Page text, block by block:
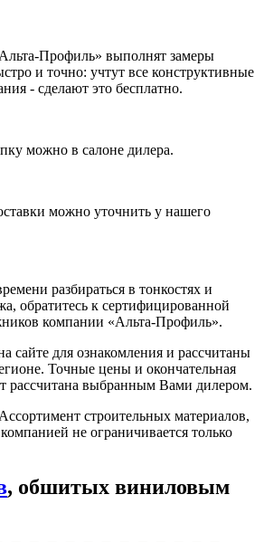
Профиль» выполнят замеры
и точно: учтут все конструктивные
- сделают это бесплатно.
можно в салоне дилера.
можно уточнить у нашего
разбираться в тонкостях и
обратитесь к сертифицированной
компании «Альта-Профиль».
сайте для ознакомления и рассчитаны
Точные цены и окончательная
рассчитана выбранным Вами дилером.
строительных материалов,
не ограничивается только
, обшитых виниловым